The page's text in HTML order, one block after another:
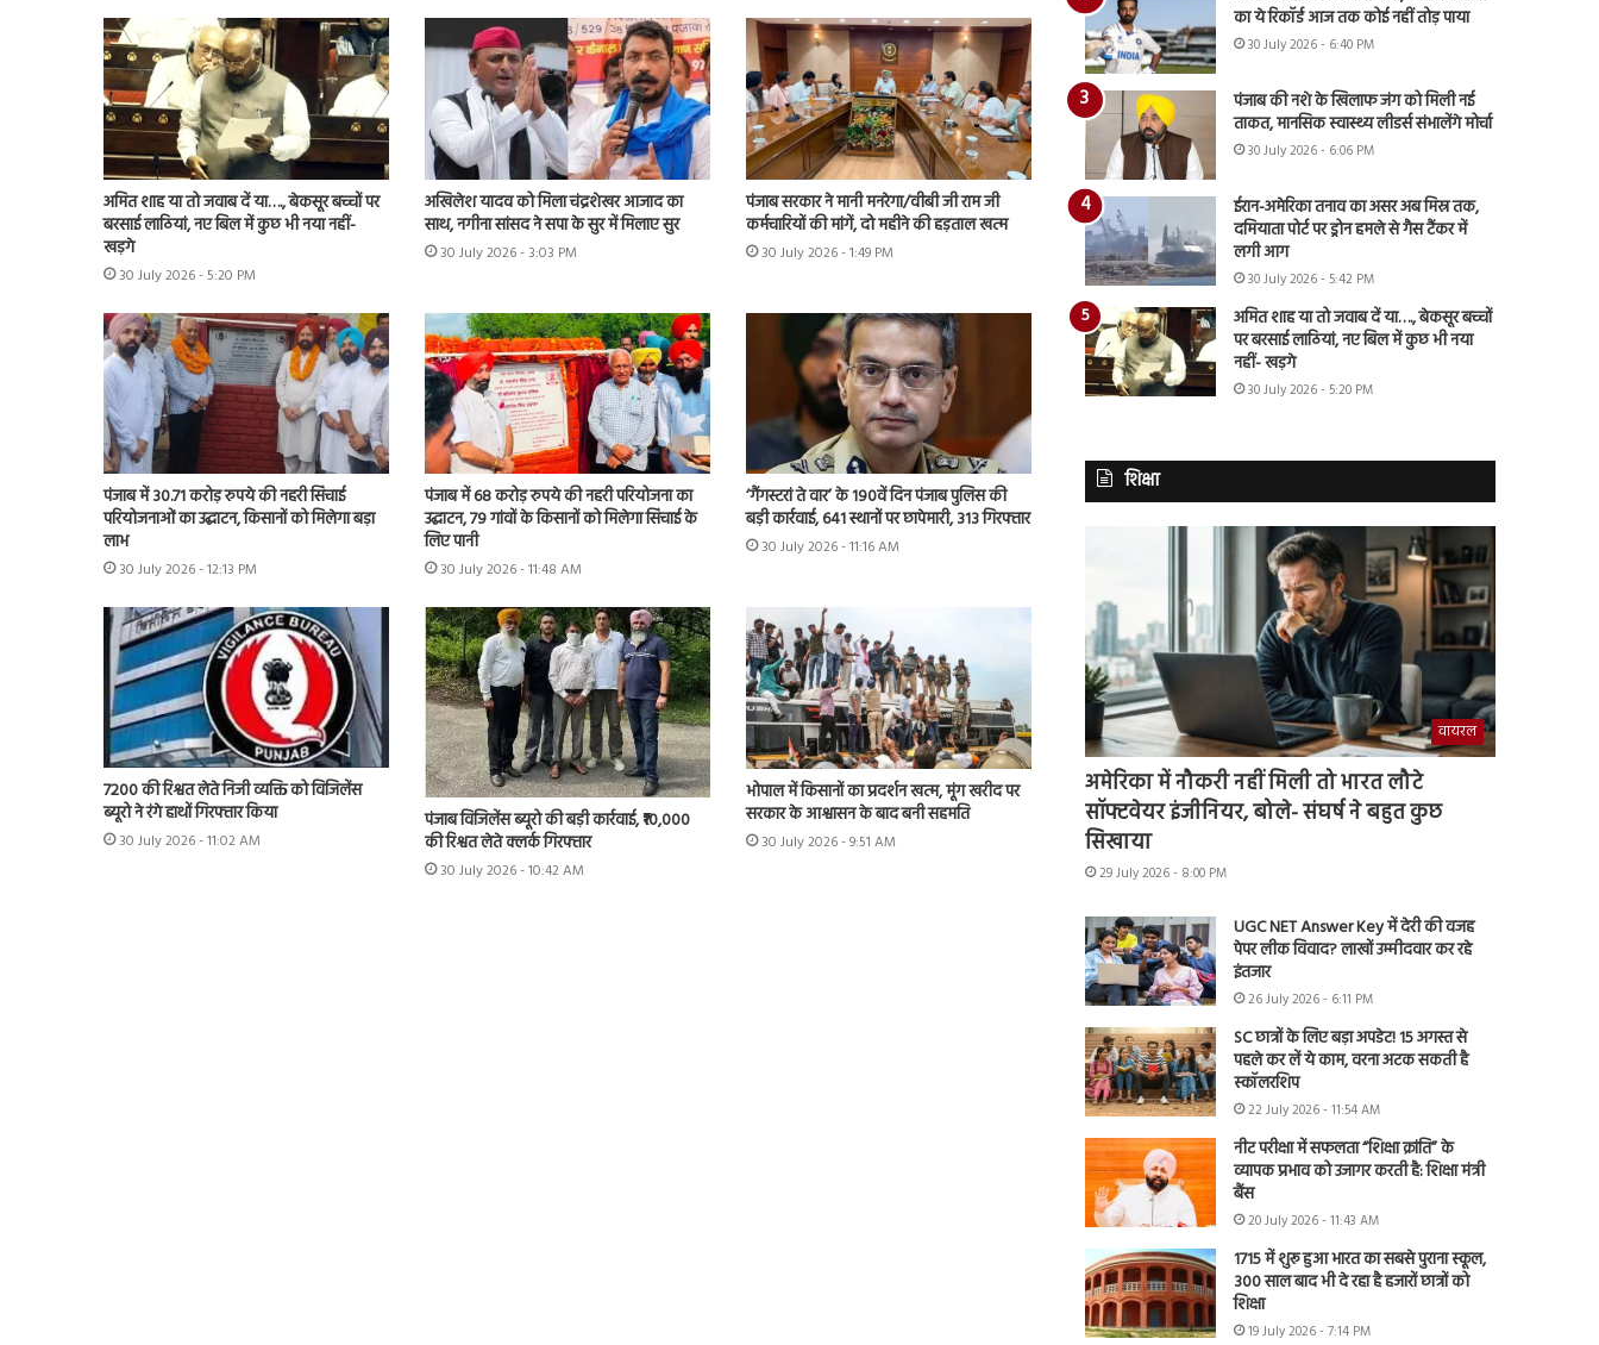
अमित शाह या तो जवाब दें या…., बेकसूर बच्चों पर
बरसाई लाठियां, नए बिल में कुछ भी नया नहीं-
खड़गे
30 July 2026 - 5:20 PM
अखिलेश यादव को मिला चंद्रशेखर आजाद का
साथ, नगीना सांसद ने सपा के सुर में मिलाए सुर
30 July 2026 - 3:03 PM
पंजाब सरकार ने मानी मनरेगा/वीबी जी राम जी
कर्मचारियों की मांगें, दो महीने की हड़ताल खत्म
30 July 2026 - 1:49 PM
पंजाब में 30.71 करोड़ रुपये की नहरी सिंचाई
परियोजनाओं का उद्घाटन, किसानों को मिलेगा बड़ा
लाभ
30 July 2026 - 12:13 PM
पंजाब में 68 करोड़ रुपये की नहरी परियोजना का
उद्घाटन, 79 गांवों के किसानों को मिलेगा सिंचाई के
लिए पानी
30 July 2026 - 11:48 AM
‘गैंगस्टरां ते वार’ के 190वें दिन पंजाब पुलिस की
बड़ी कार्रवाई, 641 स्थानों पर छापेमारी, 313 गिरफ्तार
30 July 2026 - 11:16 AM
7200 की रिश्वत लेते निजी व्यक्ति को विजिलेंस
ब्यूरो ने रंगे हाथों गिरफ्तार किया
30 July 2026 - 11:02 AM
पंजाब विजिलेंस ब्यूरो की बड़ी कार्रवाई, ₹10,000
की रिश्वत लेते क्लर्क गिरफ्तार
30 July 2026 - 10:42 AM
भोपाल में किसानों का प्रदर्शन खत्म, मूंग खरीद पर
सरकार के आश्वासन के बाद बनी सहमति
30 July 2026 - 9:51 AM
का ये रिकॉर्ड आज तक कोई नहीं तोड़ पाया
30 July 2026 - 6:40 PM
पंजाब की नशे के खिलाफ जंग को मिली नई
ताकत, मानसिक स्वास्थ्य लीडर्स संभालेंगे मोर्चा
30 July 2026 - 6:06 PM
ईरान-अमेरिका तनाव का असर अब मिस्र तक,
दमियाता पोर्ट पर ड्रोन हमले से गैस टैंकर में
लगी आग
30 July 2026 - 5:42 PM
अमित शाह या तो जवाब दें या…., बेकसूर बच्चों
पर बरसाई लाठियां, नए बिल में कुछ भी नया
नहीं- खड़गे
30 July 2026 - 5:20 PM
शिक्षा
वायरल
अमेरिका में नौकरी नहीं मिली तो भारत लौटे
सॉफ्टवेयर इंजीनियर, बोले- संघर्ष ने बहुत कुछ
सिखाया
29 July 2026 - 8:00 PM
UGC NET Answer Key में देरी की वजह
पेपर लीक विवाद? लाखों उम्मीदवार कर रहे
इंतजार
26 July 2026 - 6:11 PM
SC छात्रों के लिए बड़ा अपडेट! 15 अगस्त से
पहले कर लें ये काम, वरना अटक सकती है
स्कॉलरशिप
22 July 2026 - 11:54 AM
नीट परीक्षा में सफलता “शिक्षा क्रांति” के
व्यापक प्रभाव को उजागर करती है: शिक्षा मंत्री
बैंस
20 July 2026 - 11:43 AM
1715 में शुरू हुआ भारत का सबसे पुराना स्कूल,
300 साल बाद भी दे रहा है हजारों छात्रों को
शिक्षा
19 July 2026 - 7:14 PM